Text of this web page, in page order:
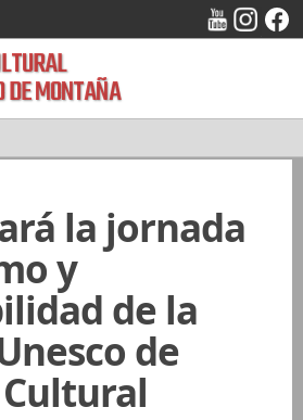
DE MONTAÑA
la jornada
y
de la
de